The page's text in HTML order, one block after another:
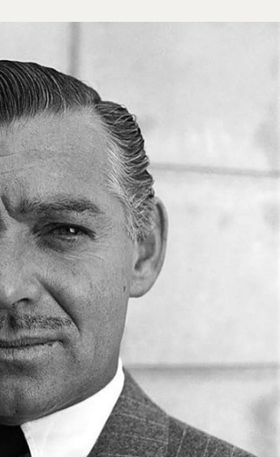
11h00 – 19h00
11h00 – 19h00